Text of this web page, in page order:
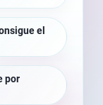
el
por